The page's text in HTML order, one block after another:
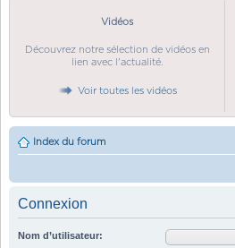
Vidéos
Découvrez notre sélection de vidéos en
lien avec l'actualité.
Voir toutes les vidéos
Index du forum
Connexion
Nom d’utilisateur: